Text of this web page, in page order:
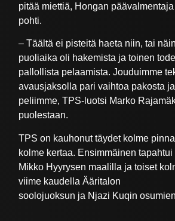
pitää miettiä, Hongan
pohti.
– Täältä ei pisteitä haeta niin, tai
puoliaika oli hakemista ja toinen
pallollista pelaamista. Jouduimme
avausjaksolla pari vaihtoa pakosta
peliimme, TPS-luotsi Marko
puolestaan.
TPS on kauhonut täydet kolme
kolme kertaa. Ensimmäinen
Mikko Hyyrysen maalilla ja toiset
viime kaudella Ääritalon
soolojuoksun ja Njazi Kuqin